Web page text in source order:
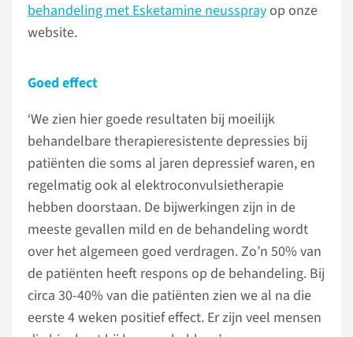
behandeling met Esketamine neussprayop onze
website.
Goed effect
‘We zien hier goede resultaten bij moeilijk
behandelbare therapieresistente depressies bij
patiënten die soms al jaren depressief waren, en
regelmatig ook al elektroconvulsietherapie
hebben doorstaan. De bijwerkingen zijn in de
meeste gevallen mild en de behandeling wordt
over het algemeen goed verdragen. Zo’n 50% van
de patiënten heeft respons op de behandeling. Bij
circa 30-40% van die patiënten zien we al na die
eerste 4 weken positief effect. Er zijn veel mensen